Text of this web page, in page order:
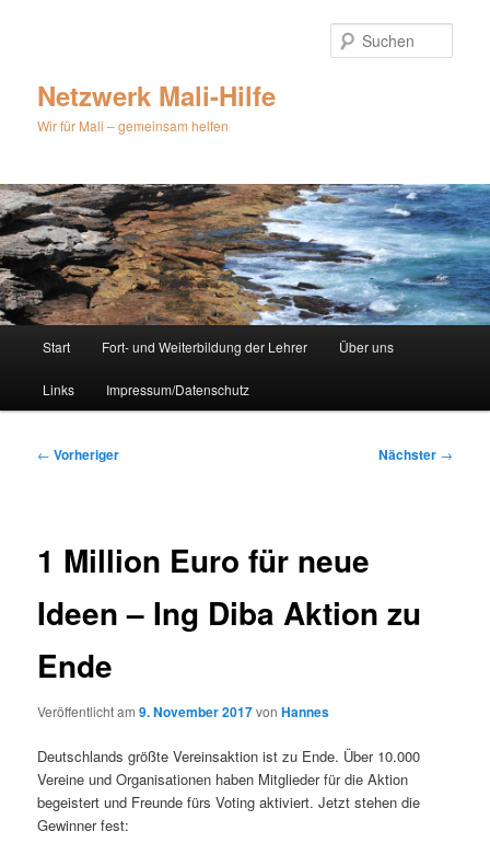
Netzwerk Mali-Hilfe
Wir für Mali – gemeinsam helfen
Start Fort- und Weiterbildung der Lehrer Über uns
Links Impressum/Datenschutz
Beitragsnavigation
← Vorheriger Nächster →
1 Million Euro für neue
Ideen – Ing Diba Aktion zu
Ende
Veröffentlicht am9. November 2017vonHannes
Deutschlands größte Vereinsaktion ist zu Ende. Über 10.000
Vereine und Organisationen haben Mitglieder für die Aktion
begeistert und Freunde fürs Voting aktiviert. Jetzt stehen die
Gewinner fest: